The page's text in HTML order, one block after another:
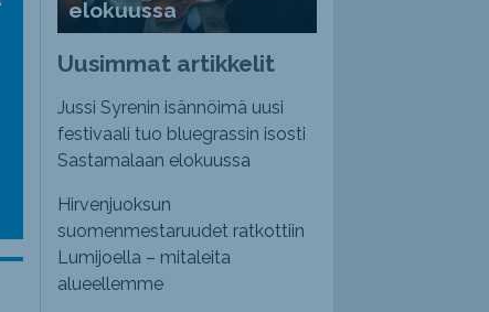
elokuussa
Uusimmat artikkelit
Jussi Syrenin isännöimä uusi
festivaali tuo bluegrassin isosti
Sastamalaan elokuussa
Hirvenjuoksun
suomenmestaruudet ratkottiin
Lumijoella – mitaleita
alueellemme